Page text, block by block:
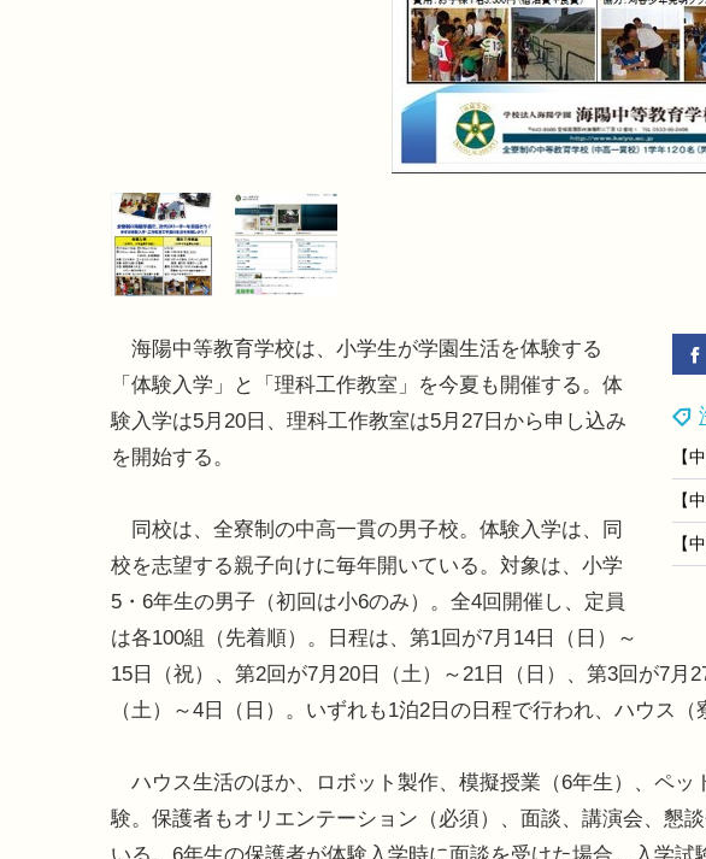
海陽中等教育学校は、小学生が学園生活を体験する
「体験入学」と「理科工作教室」を今夏も開催する。体
験入学は5月20日、理科工作教室は5月27日から申し込み
を開始する。
同校は、全寮制の中高一貫の男子校。体験入学は、同
校を志望する親子向けに毎年開いている。対象は、小学
5・6年生の男子（初回は小6のみ）。全4回開催し、定員
は各100組（先着順）。日程は、第1回が7月14日（日）～
15日（祝）、第2回が7月20日（土）～21日（日）、第3回が7月
（土）～4日（日）。いずれも1泊2日の日程で行われ、ハウス（
ハウス生活のほか、ロボット製作、模擬授業（6年生）、ペッ
験。保護者もオリエンテーション（必須）、面談、講演会、懇